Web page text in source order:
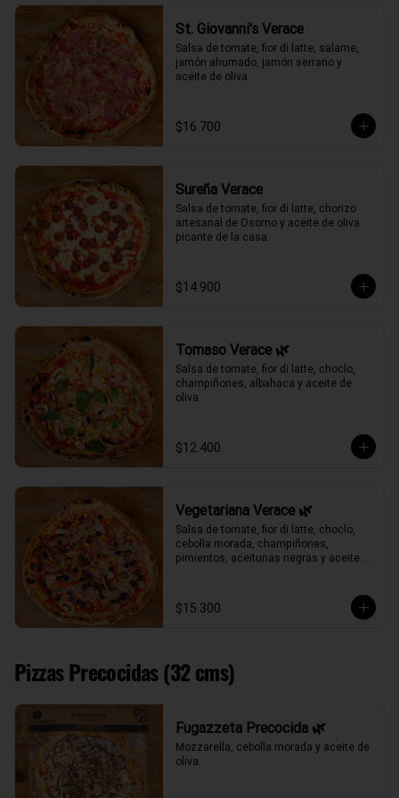
St. Giovanni's Verace
Salsa de tomate, fior di latte, salame,
jamón ahumado, jamón serrano y
aceite de oliva.
$16.700
Sureña Verace
Salsa de tomate, fior di latte, chorizo
artesanal de Osorno y aceite de oliva
picante de la casa.
$14.900
Tomaso Verace 🌿
Salsa de tomate, fior di latte, choclo,
champiñones, albahaca y aceite de
oliva.
$12.400
Vegetariana Verace 🌿
Salsa de tomate, fior di latte, choclo,
cebolla morada, champiñones,
pimientos, aceitunas negras y aceite
$15.300
Pizzas Precocidas (32 cms)
Fugazzeta Precocida 🌿
Mozzarella, cebolla morada y aceite de
oliva.